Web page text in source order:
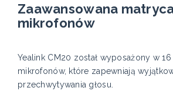
Zaawansowana
mikrofonów
Yealink CM20 został wyposażony w
mikrofonów, które zapewniają
przechwytywania głosu.